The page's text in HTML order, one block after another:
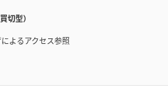
切型）
よるアクセス参照